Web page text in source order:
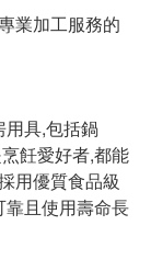
業加工服務的
用具,包括鍋
飪愛好者,都能
用優質食品級
且使用壽命長